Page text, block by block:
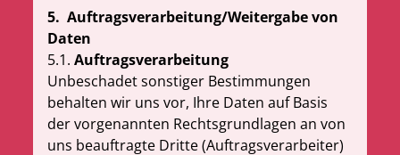
5. Auftragsverarbeitung/Weitergabe von
Daten
5.1. Auftragsverarbeitung
Unbeschadet sonstiger Bestimmungen
behalten wir uns vor, Ihre Daten auf Basis
der vorgenannten Rechtsgrundlagen an von
uns beauftragte Dritte (Auftragsverarbeiter)